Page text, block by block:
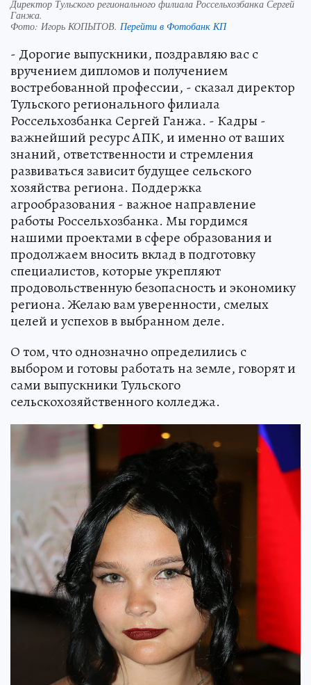
Директор Тульского регионального филиала Россельхозбанка Сергей
Ганжа.
Фото: Игорь КОПЫТОВ. Перейти в Фотобанк КП
- Дорогие выпускники, поздравляю вас с
вручением дипломов и получением
востребованной профессии, - сказал директор
Тульского регионального филиала
Россельхозбанка Сергей Ганжа. - Кадры -
важнейший ресурс АПК, и именно от ваших
знаний, ответственности и стремления
развиваться зависит будущее сельского
хозяйства региона. Поддержка
агрообразования - важное направление
работы Россельхозбанка. Мы гордимся
нашими проектами в сфере образования и
продолжаем вносить вклад в подготовку
специалистов, которые укрепляют
продовольственную безопасность и экономику
региона. Желаю вам уверенности, смелых
целей и успехов в выбранном деле.
О том, что однозначно определились с
выбором и готовы работать на земле, говорят и
сами выпускники Тульского
сельскохозяйственного колледжа.